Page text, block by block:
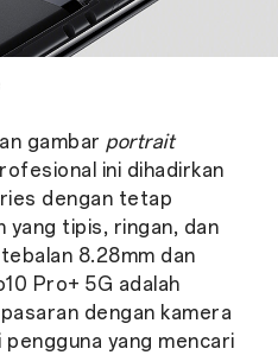
gambar portrait
ini dihadirkan
dengan tetap
yang tipis, ringan, dan
8.28mm dan
Pro+ 5G adalah
dengan kamera
yang mencari